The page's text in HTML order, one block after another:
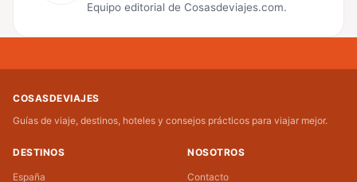
Equipo editorial de Cosasdeviajes.com.
COSASDEVIAJES
Guías de viaje, destinos, hoteles y consejos prácticos para viajar mejor.
DESTINOS
España
NOSOTROS
Contacto